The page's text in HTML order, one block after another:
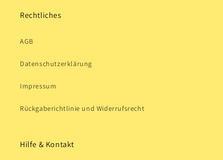
Rechtliches
AGB
Datenschutzerklärung
Impressum
Rückgaberichtlinie und Widerrufsrecht
Hilfe & Kontakt